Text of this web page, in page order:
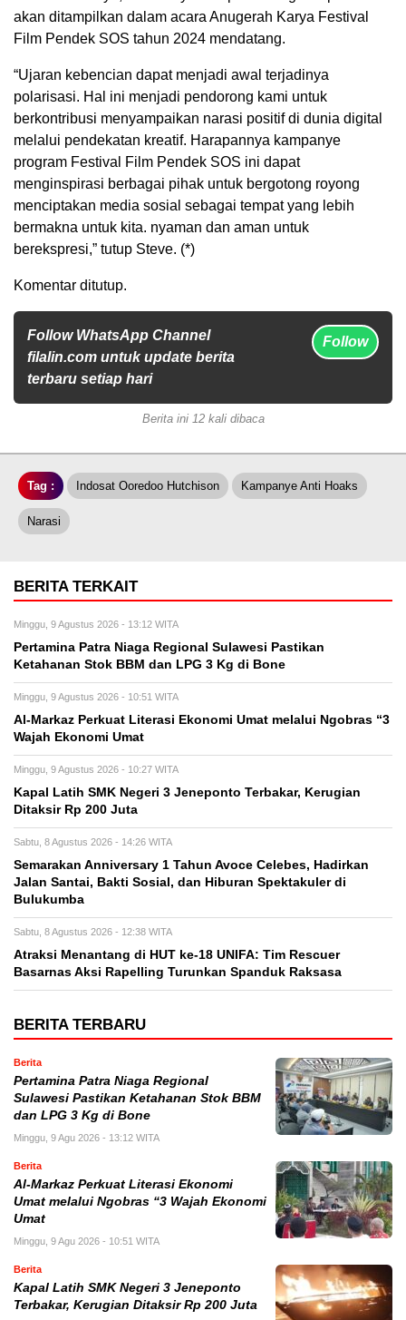
akan ditampilkan dalam acara Anugerah Karya Festival
Film Pendek SOS tahun 2024 mendatang.
“Ujaran kebencian dapat menjadi awal terjadinya
polarisasi. Hal ini menjadi pendorong kami untuk
berkontribusi menyampaikan narasi positif di dunia digital
melalui pendekatan kreatif. Harapannya kampanye
program Festival Film Pendek SOS ini dapat
menginspirasi berbagai pihak untuk bergotong royong
menciptakan media sosial sebagai tempat yang lebih
bermakna untuk kita. nyaman dan aman untuk
berekspresi,” tutup Steve. (*)
Komentar ditutup.
Follow WhatsApp Channel
filalin.com untuk update berita
terbaru setiap hari
Follow
Berita ini 12 kali dibaca
Tag : Indosat Ooredoo Hutchison Kampanye Anti Hoaks
Narasi
BERITA TERKAIT
Minggu, 9 Agustus 2026 - 13:12 WITA
Pertamina Patra Niaga Regional Sulawesi Pastikan
Ketahanan Stok BBM dan LPG 3 Kg di Bone
Minggu, 9 Agustus 2026 - 10:51 WITA
Al-Markaz Perkuat Literasi Ekonomi Umat melalui Ngobras “3
Wajah Ekonomi Umat
Minggu, 9 Agustus 2026 - 10:27 WITA
Kapal Latih SMK Negeri 3 Jeneponto Terbakar, Kerugian
Ditaksir Rp 200 Juta
Sabtu, 8 Agustus 2026 - 14:26 WITA
Semarakan Anniversary 1 Tahun Avoce Celebes, Hadirkan
Jalan Santai, Bakti Sosial, dan Hiburan Spektakuler di
Bulukumba
Sabtu, 8 Agustus 2026 - 12:38 WITA
Atraksi Menantang di HUT ke-18 UNIFA: Tim Rescuer
Basarnas Aksi Rapelling Turunkan Spanduk Raksasa
BERITA TERBARU
Berita
Pertamina Patra Niaga Regional
Sulawesi Pastikan Ketahanan Stok BBM
dan LPG 3 Kg di Bone
Minggu, 9 Agu 2026 - 13:12 WITA
Berita
Al-Markaz Perkuat Literasi Ekonomi
Umat melalui Ngobras “3 Wajah Ekonomi
Umat
Minggu, 9 Agu 2026 - 10:51 WITA
Berita
Kapal Latih SMK Negeri 3 Jeneponto
Terbakar, Kerugian Ditaksir Rp 200 Juta